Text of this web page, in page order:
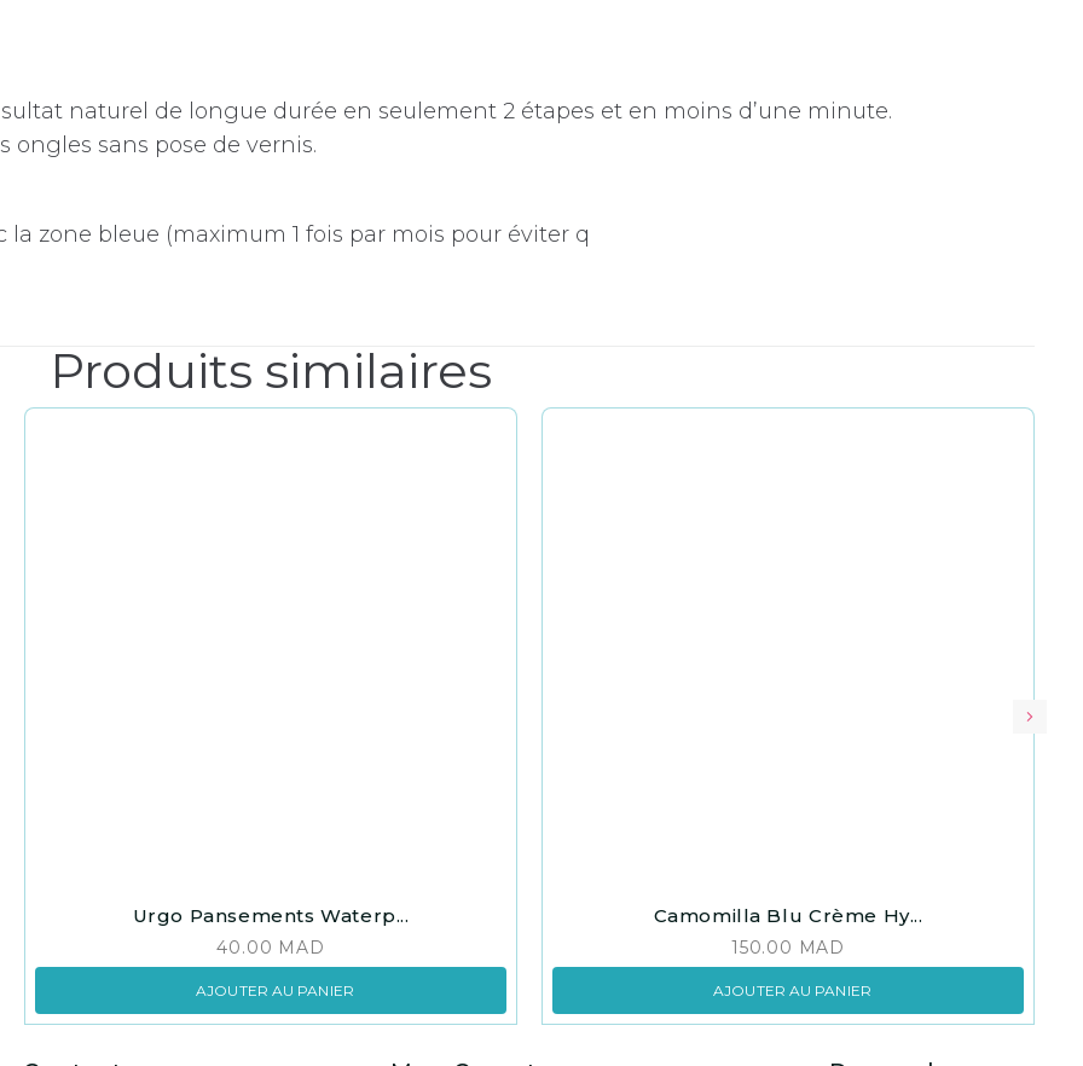
naturel de longue durée en seulement 2 étapes et en moins d’une minute.
sans pose de vernis.
la zone bleue (maximum 1 fois par mois pour éviter q
Produits similaires
Urgo Pansements Waterp...
40.00 MAD
AJOUTER AU PANIER
Camomilla Blu Crème Hy...
150.00 MAD
AJOUTER AU PANIER